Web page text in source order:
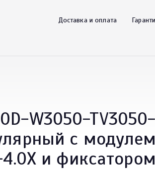
Доставка и оплата
W3050-
с
и